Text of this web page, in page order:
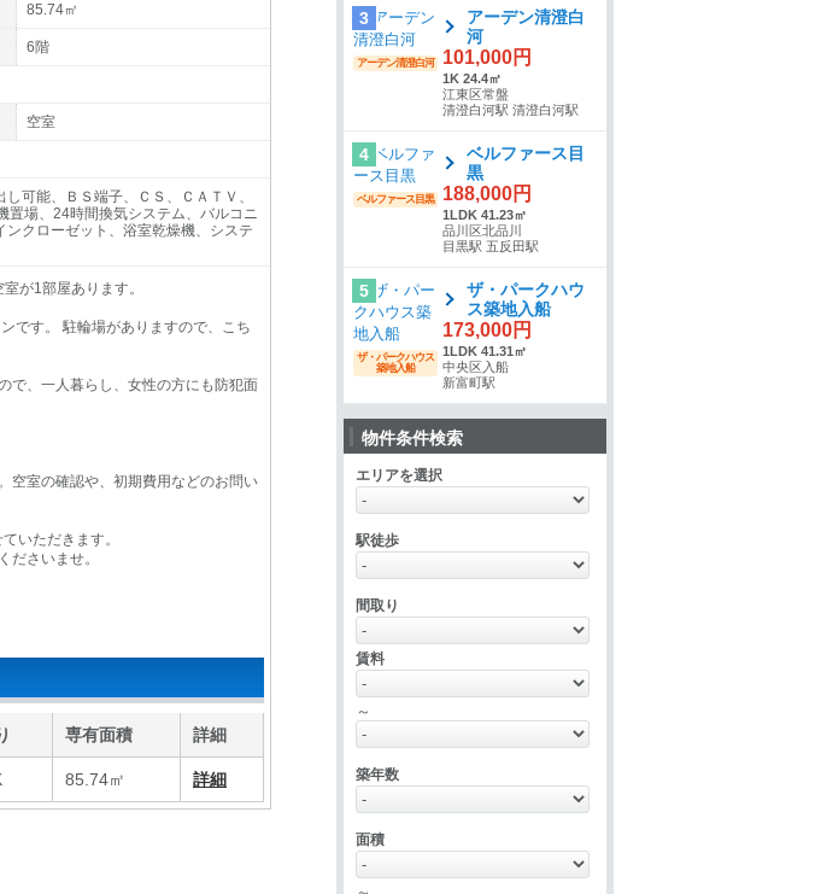
85.74㎡
6階
空室
可能、ＢＳ端子、ＣＳ、ＣＡＴＶ、
置場、24時間換気システム、バルコニ
クローゼット、浴室乾燥機、システ
が1部屋あります。
です。 駐輪場がありますので、こち
で、一人暮らし、女性の方にも防犯面
空室の確認や、初期費用などのお問い
いただきます。
ださいませ。
専有面積 詳細
85.74㎡ 詳細
3
アーデン清澄白河
アーデン清澄白
河
101,000円
1K 24.4㎡
江東区常盤
清澄白河駅 清澄白河駅
4
ベルファース目黒
ベルファース目
黒
188,000円
1LDK 41.23㎡
品川区北品川
目黒駅 五反田駅
5
ザ・パークハウス
築地入船
ザ・パークハウ
ス築地入船
173,000円
1LDK 41.31㎡
中央区入船
新富町駅
物件条件検索
エリアを選択
駅徒歩
間取り
賃料
～
築年数
面積